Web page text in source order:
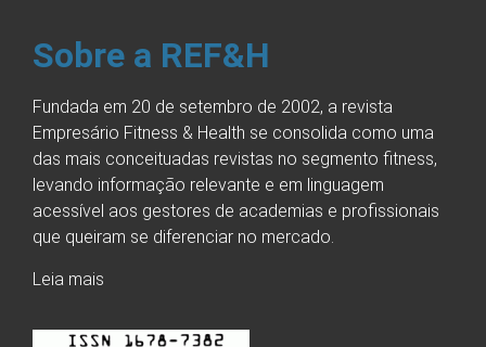
Sobre a REF&H
Fundada em 20 de setembro de 2002, a revista
Empresário Fitness & Health se consolida como uma
das mais conceituadas revistas no segmento fitness,
levando informação relevante e em linguagem
acessível aos gestores de academias e profissionais
que queiram se diferenciar no mercado.
Leia mais